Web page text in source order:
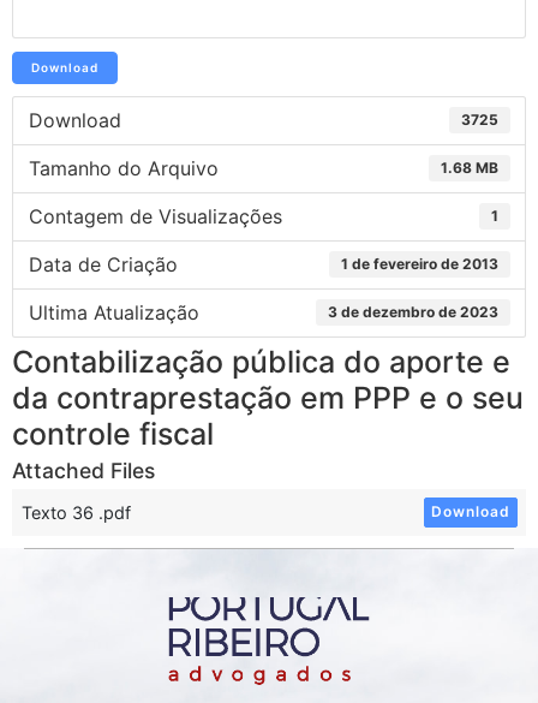
Download
Download 3725
Tamanho do Arquivo 1.68 MB
Contagem de Visualizações 1
Data de Criação 1 de fevereiro de 2013
Ultima Atualização 3 de dezembro de 2023
Contabilização pública do aporte e
da contraprestação em PPP e o seu
controle fiscal
Attached Files
Texto 36 .pdf Download